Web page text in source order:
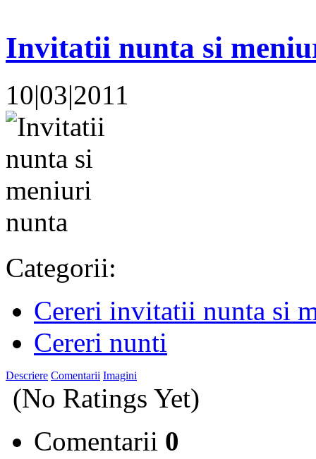
Invitatii nunta si
10|03|2011
Categorii:
Cereri invitatii nunta si
Cereri nunti
Descriere Comentarii Imagini
(No Ratings Yet)
Comentarii 0